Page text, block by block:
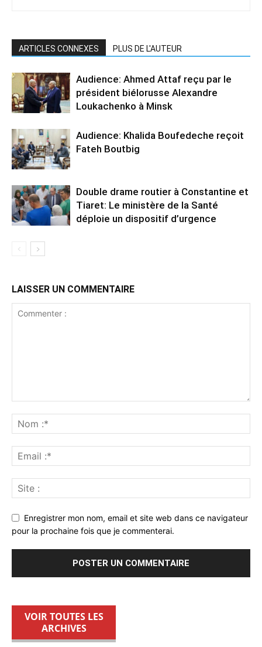
ARTICLES CONNEXES PLUS DE L'AUTEUR
Audience: Ahmed Attaf reçu par le
président biélorusse Alexandre
Loukachenko à Minsk
Audience: Khalida Boufedeche reçoit
Fateh Boutbig
Double drame routier à Constantine et
Tiaret: Le ministère de la Santé
déploie un dispositif d’urgence
LAISSER UN COMMENTAIRE
Enregistrer mon nom, email et site web dans ce navigateur
pour la prochaine fois que je commenterai.
VOIR TOUTES LES
ARCHIVES